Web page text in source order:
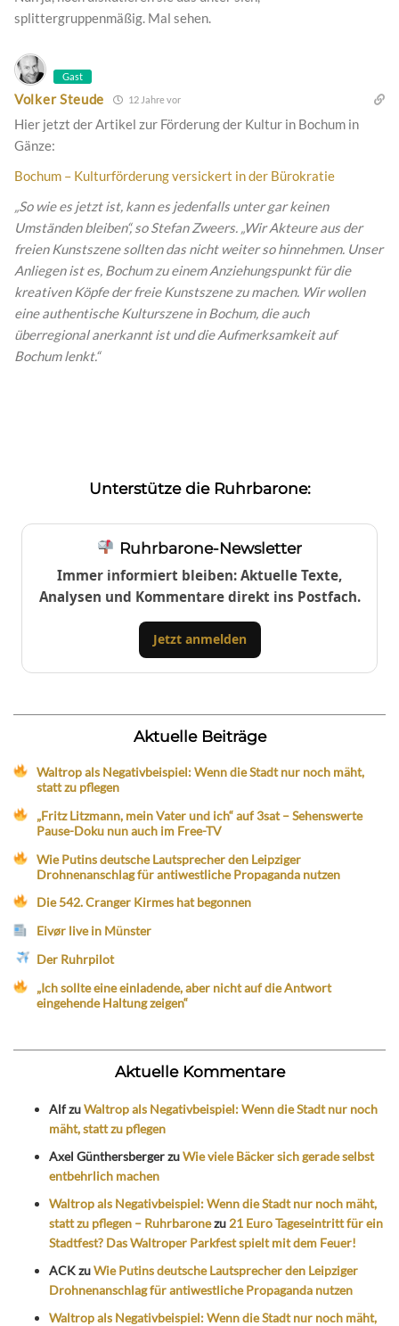
splittergruppenmäßig. Mal sehen.
Gast
Volker Steude 12 Jahre vor
Hier jetzt der Artikel zur Förderung der Kultur in Bochum in
Gänze:
Bochum – Kulturförderung versickert in der Bürokratie
„So wie es jetzt ist, kann es jedenfalls unter gar keinen
Umständen bleiben“, so Stefan Zweers. „Wir Akteure aus der
freien Kunstszene sollten das nicht weiter so hinnehmen. Unser
Anliegen ist es, Bochum zu einem Anziehungspunkt für die
kreativen Köpfe der freie Kunstszene zu machen. Wir wollen
eine authentische Kulturszene in Bochum, die auch
überregional anerkannt ist und die Aufmerksamkeit auf
Bochum lenkt.“
Unterstütze die Ruhrbarone:
Ruhrbarone-Newsletter
Immer informiert bleiben: Aktuelle Texte,
Analysen und Kommentare direkt ins Postfach.
Jetzt anmelden
Aktuelle Beiträge
Waltrop als Negativbeispiel: Wenn die Stadt nur noch mäht,
statt zu pflegen
„Fritz Litzmann, mein Vater und ich“ auf 3sat – Sehenswerte
Pause-Doku nun auch im Free-TV
Wie Putins deutsche Lautsprecher den Leipziger
Drohnenanschlag für antiwestliche Propaganda nutzen
Die 542. Cranger Kirmes hat begonnen
Eivør live in Münster
Der Ruhrpilot
„Ich sollte eine einladende, aber nicht auf die Antwort
eingehende Haltung zeigen“
Aktuelle Kommentare
AlfzuWaltrop als Negativbeispiel: Wenn die Stadt nur noch
mäht, statt zu pflegen
Axel GünthersbergerzuWie viele Bäcker sich gerade selbst
entbehrlich machen
Waltrop als Negativbeispiel: Wenn die Stadt nur noch mäht,
statt zu pflegen – Ruhrbaronezu 21 Euro Tageseintritt für ein
Stadtfest? Das Waltroper Parkfest spielt mit dem Feuer!
ACKzuWie Putins deutsche Lautsprecher den Leipziger
Drohnenanschlag für antiwestliche Propaganda nutzen
Waltrop als Negativbeispiel: Wenn die Stadt nur noch mäht,